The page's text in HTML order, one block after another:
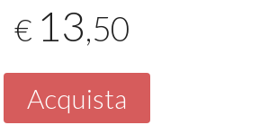
€ 13,50
Acquista